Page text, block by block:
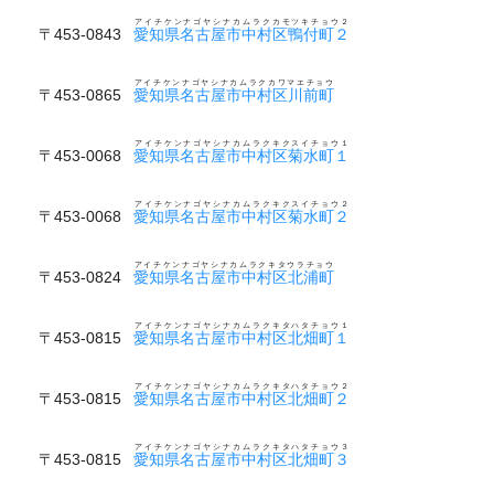
〒453-0843 愛知県名古屋市中村区鴨付町２
アイチケンナゴヤシナカムラクカモツキチョウ２
〒453-0865 愛知県名古屋市中村区川前町
アイチケンナゴヤシナカムラクカワマエチョウ
〒453-0068 愛知県名古屋市中村区菊水町１
アイチケンナゴヤシナカムラクキクスイチョウ１
〒453-0068 愛知県名古屋市中村区菊水町２
アイチケンナゴヤシナカムラクキクスイチョウ２
〒453-0824 愛知県名古屋市中村区北浦町
アイチケンナゴヤシナカムラクキタウラチョウ
〒453-0815 愛知県名古屋市中村区北畑町１
アイチケンナゴヤシナカムラクキタハタチョウ１
〒453-0815 愛知県名古屋市中村区北畑町２
アイチケンナゴヤシナカムラクキタハタチョウ２
〒453-0815 愛知県名古屋市中村区北畑町３
アイチケンナゴヤシナカムラクキタハタチョウ３